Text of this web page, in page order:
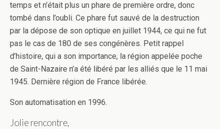
temps et n’était plus un phare de première ordre, donc
tombé dans l’oubli. Ce phare fut sauvé de la destruction
par la dépose de son optique en juillet 1944, ce qui ne fut
pas le cas de 180 de ses congénères. Petit rappel
d’histoire, qui a son importance, la région appelée poche
de Saint-Nazaire n’a été libéré par les alliés que le 11 mai
1945. Dernière région de France libérée.
Son automatisation en 1996.
Jolie rencontre,